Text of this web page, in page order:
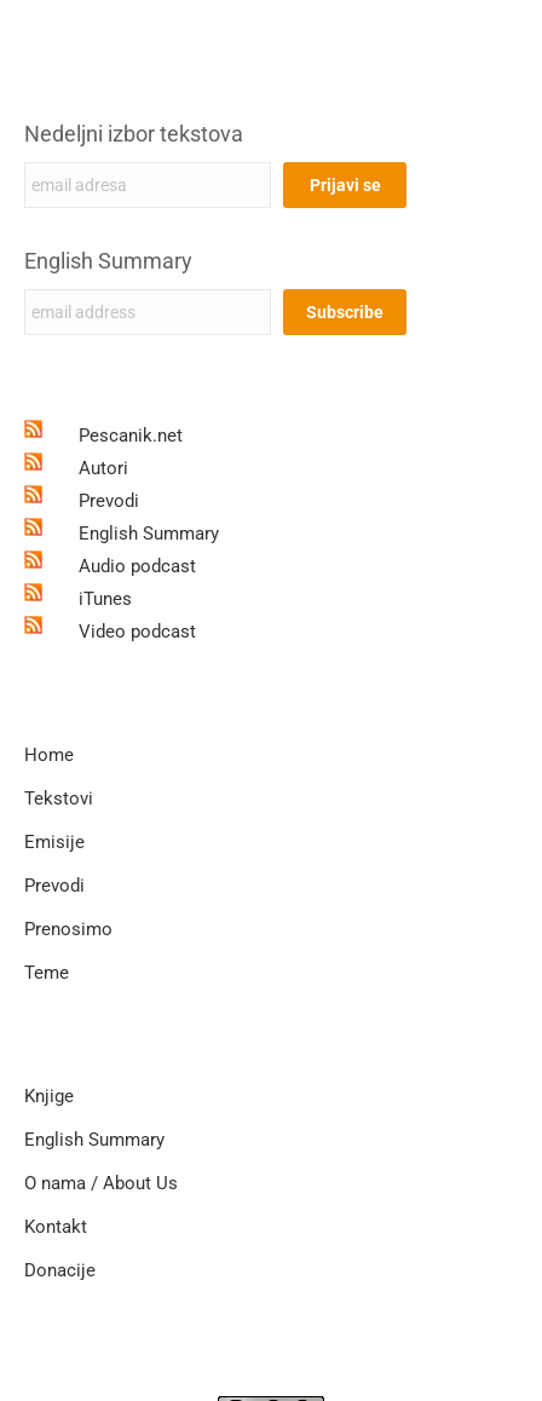
Nedeljni izbor tekstova
English Summary
Pescanik.net
Autori
Prevodi
English Summary
Audio podcast
iTunes
Video podcast
Home
Tekstovi
Emisije
Prevodi
Prenosimo
Teme
Knjige
English Summary
O nama / About Us
Kontakt
Donacije